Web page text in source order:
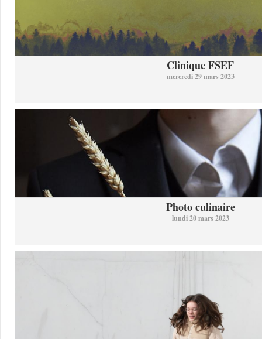
Clinique FSEF
mercredi 29 mars 2023
Photo culinaire
lundi 20 mars 2023